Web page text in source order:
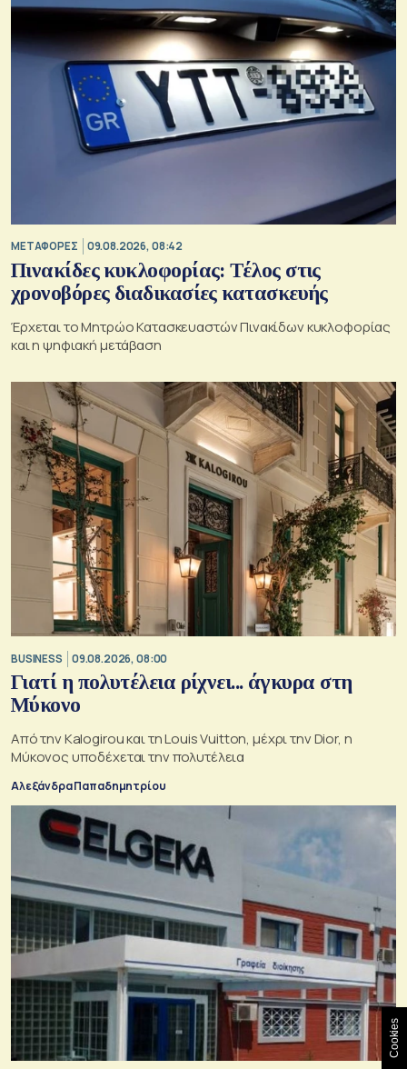
ΜΕΤΑΦΟΡΕΣ 09.08.2026, 08:42
Πινακίδες κυκλοφορίας: Τέλος στις
χρονοβόρες διαδικασίες κατασκευής
Έρχεται το Μητρώο Κατασκευαστών Πινακίδων κυκλοφορίας
και η ψηφιακή μετάβαση
BUSINESS 09.08.2026, 08:00
Γιατί η πολυτέλεια ρίχνει... άγκυρα στη
Μύκονο
Από την Kalogirou και τη Louis Vuitton, μέχρι την Dior, η
Μύκονος υποδέχεται την πολυτέλεια
Αλεξάνδρα Παπαδημητρίου
Cookies